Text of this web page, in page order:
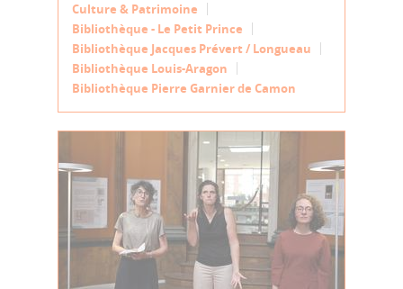
Culture & Patrimoine
Bibliothèque - Le Petit Prince
Bibliothèque Jacques Prévert / Longueau
Bibliothèque Louis-Aragon
Bibliothèque Pierre Garnier de Camon